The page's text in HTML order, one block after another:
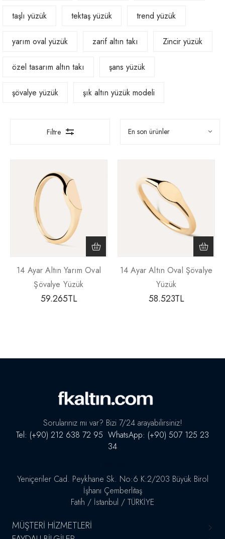
taşlı yüzük tektaş yüzük trend yüzük
yarım oval yüzük zarif altın takı Zincir yüzük
özel tasarım altın takı şans yüzük
şövalye yüzük şık altın yüzük modeli
Filtre
14 Ayar Altın Yarım Oval
Şövalye Yüzük
59.265TL
14 Ayar Altın Oval Şövalye
Yüzük
58.523TL
Sorularınız mı var? Bizi 7/24 arayabilirsiniz!
Tel: (+90) 212 638 72 95 WhatsApp: (+90) 507 125 23
34
Yeniçeriler Cad. Peykhane Sk. No:6 K:2/203 Büyük Birol
İşhanı Çemberlitaş
Fatih / İstanbul / TÜRKİYE
MÜŞTERI HIZMETLERI